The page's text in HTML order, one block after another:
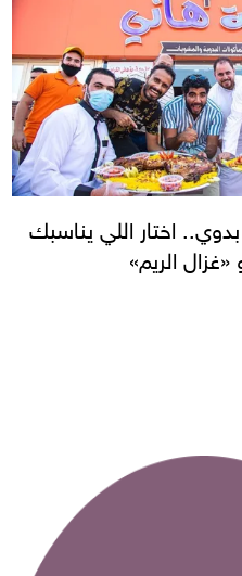
اختار اللي يناسبك
الريم»